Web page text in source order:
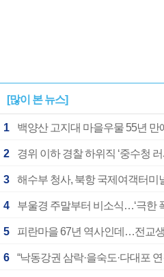
[많이 본 뉴스]
1 백양산 고지대 마을우물 55년 만
2 경위 이하 경찰 하위직 ‘중수청
3 해수부 청사, 북항 국제여객터미
4 부울경 주말부터 비소식…‘극한
5 피란마을 67년 역사인데…전교
6 “낙동강권 삼락·을숙도·다대포